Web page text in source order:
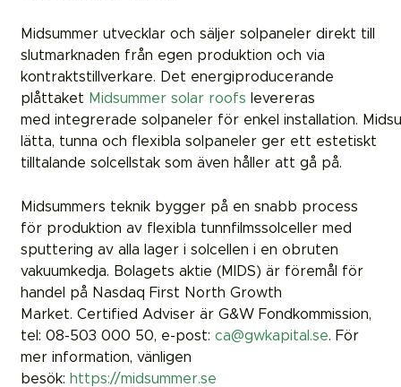
Midsummer utvecklar och säljer solpaneler direkt till
slutmarknaden från egen produktion och via
kontraktstillverkare. Det energiproducerande
plåttaket Midsummer solar roofs levereras
med integrerade solpaneler för enkel installation.
lätta, tunna och flexibla solpaneler ger ett estetiskt
tilltalande solcellstak som även håller att gå på.
Midsummers teknik bygger på en snabb process
för produktion av flexibla tunnfilmssolceller med
sputtering av alla lager i solcellen i en obruten
vakuumkedja. Bolagets aktie (MIDS) är föremål för
handel på Nasdaq First North Growth
Market. Certified Adviser är G&W Fondkommission,
tel: 08-503 000 50, e-post: ca@gwkapital.se. För
mer information, vänligen
besök: https://midsummer.se